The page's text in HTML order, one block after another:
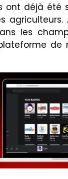
ont déjà été
agriculteurs.
les
de